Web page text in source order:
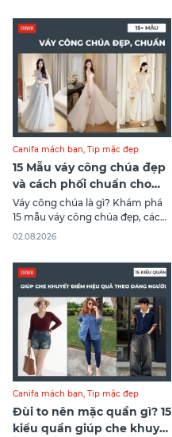
Canifa mách bạn, Tip mặc đẹp
15 Mẫu váy công chúa đẹp
và cách phối chuẩn cho
từng dáng
Váy công chúa là gì? Khám phá
15 mẫu váy công chúa đẹp, cách
chọn theo dáng người, phối đồ,
quản.
02.08.2026
Canifa mách bạn, Tip mặc đẹp
Đùi to nên mặc quần gì? 15
kiểu quần giúp che khuyết